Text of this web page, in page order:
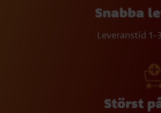
Snabba
Leveranstid 1-
Störst